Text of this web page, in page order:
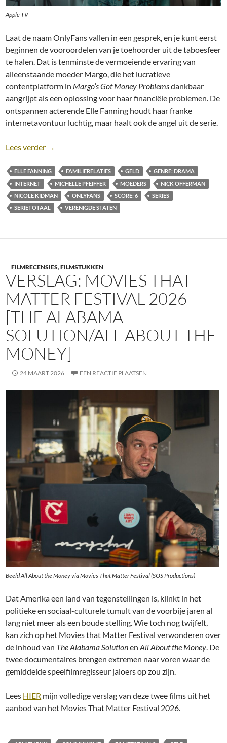
Apple TV
Laat de naam OnlyFans vallen in een gesprek, en je kunt eerst
beginnen de vooroordelen van je toehoorder uit de taboesfeer
te halen. Dat is tenminste de vermoeiende ervaring van
alleenstaande moeder Margo, die het lucratieve
contentplatform in Margo’s Got Money Problemsdankbaar
aangrijpt als een oplossing voor haar financiële problemen. De
ontspannen acterende Elle Fanning houdt haar franke
internetavontuur luchtig, maar haalt ook de angel uit de serie.
Lees verder Recensie: Margo’s Got Money Troubles [Seizoen 1;
→
ELLE FANNING FAMILIERELATIES GELD
GENRE: DRAMA
INTERNET
MICHELLE PFEIFFER MOEDERS
NICK OFFERMAN
NICOLE KIDMAN
ONLYFANS SCORE: 6
SERIES
SERIETOTAAL
VERENIGDE STATEN
FILMRECENSIES,FILMSTUKKEN
VERSLAG: MOVIES THAT
MATTER FESTIVAL 2026
[THE ALABAMA
SOLUTION/ALL ABOUT THE
MONEY]
24 MAART 2026 EEN REACTIE PLAATSEN
Beeld All About the Money via Movies That Matter Festival (SOS Productions)
Dat Amerika een land van tegenstellingen is, klinkt in het
politieke en sociaal-culturele tumult van de voorbije jaren al
lang niet meer als een boude stelling. Wie toch nog twijfelt,
kan zich op het Movies that Matter Festival verwonderen over
de inhoud van The Alabama SolutionenAll About the Money. De
twee documentaires brengen extremen naar voren waar de
gemiddelde speelfilmregisseur jaloers op zou zijn.
Lees HIER mijn volledige verslag van deze twee films uit het
aanbod van het Movies That Matter Festival 2026.